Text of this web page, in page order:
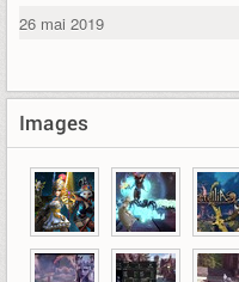
26 mai 2019
Images